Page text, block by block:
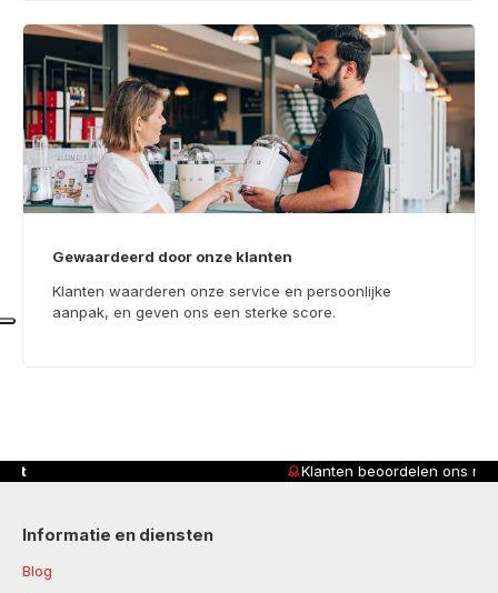
Gewaardeerd door onze klanten
Klanten waarderen onze service en persoonlijke
aanpak, en geven ons een sterke score.
Klanten beoordelen ons met4,8/5
Informatie en diensten
Blog